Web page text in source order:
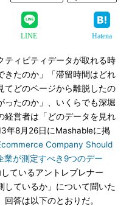
LINE Hatena
ィビティデータが取れる時
きたのか」「滞留時間はどれ
てどのページから離脱したの
ったのか」、いくらでも深堀
経営者は「どのデータを見れ
年8月26日にMashableに掲
Company Should
業が測定すべき9つのデー
ているアントレプレナー
しているか」について聞いた
答は以下のとおりだ。